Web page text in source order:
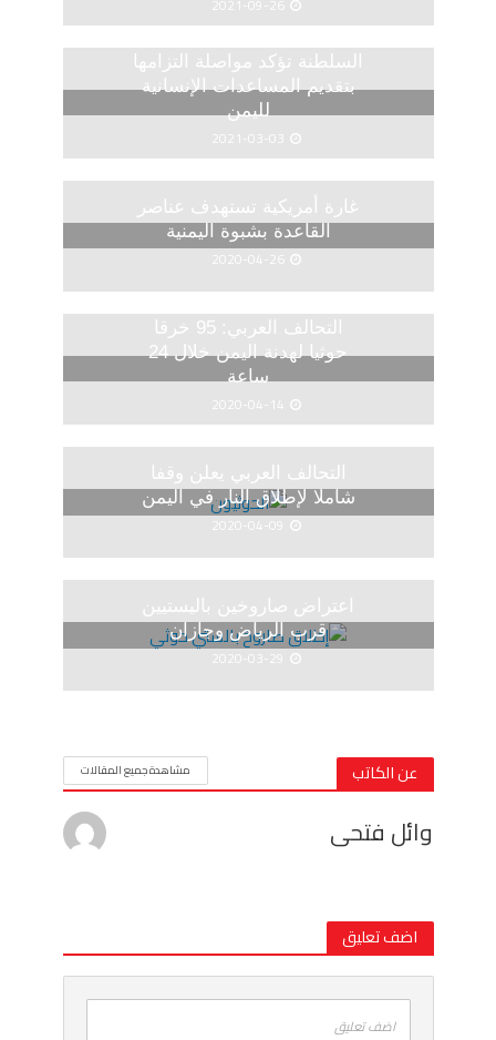
2021-09-26
السلطنة تؤكد مواصلة التزامها
بتقديم المساعدات الإنسانية
لليمن
2021-03-03
غارة أمريكية تستهدف عناصر
القاعدة بشبوة اليمنية
2020-04-26
التحالف العربي: 95 خرقا
حوثيا لهدنة اليمن خلال 24
ساعة
2020-04-14
التحالف العربي يعلن وقفا
شاملا لإطلاق النار في اليمن
2020-04-09
اعتراض صاروخين باليستيين
قرب الرياض وجازان
2020-03-29
عن الكاتب مشاهدة جميع المقالات
وائل فتحى
اضف تعليق
اضف تعليق